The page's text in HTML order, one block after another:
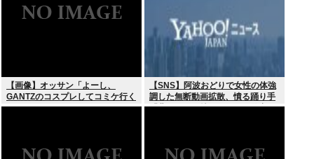
【画像】オッサン「よーし、
GANTZのコスプレしてコミケ行く
かー」
【SNS】阿波おどりで女性の体強
調した無断動画拡散、憤る踊り手
「悲しいし気持ち悪い」…警察へ